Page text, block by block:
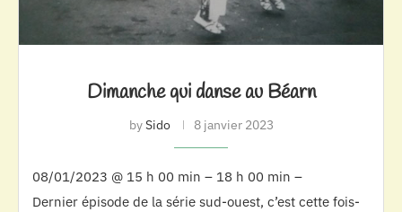
Dimanche qui danse au Béarn
bySido 8 janvier 2023
08/01/2023 @ 15 h 00 min – 18 h 00 min –
Dernier épisode de la série sud-ouest, c’est cette fois-